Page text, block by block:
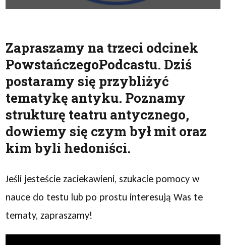
Zapraszamy na trzeci odcinek
PowstańczegoPodcastu. Dziś
postaramy się przybliżyć
tematykę antyku. Poznamy
strukturę teatru antycznego,
dowiemy się czym był mit oraz
kim byli hedoniści.
Jeśli jesteście zaciekawieni, szukacie pomocy w
nauce do testu lub po prostu interesują Was te
tematy, zapraszamy!